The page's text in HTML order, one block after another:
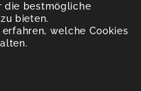
die bestmögliche
bieten.
erfahren, welche Cookies